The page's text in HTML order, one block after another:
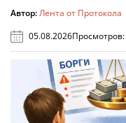
Автор:Лента от Протокола
05.08.2026Просмотров: